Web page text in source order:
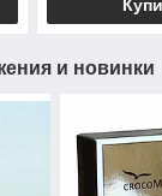
и новинки